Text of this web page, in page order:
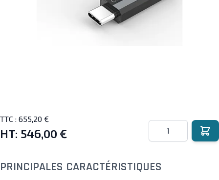
TTC : 655,20 €
HT: 546,00 €
Quantité
PRINCIPALES CARACTÉRISTIQUES